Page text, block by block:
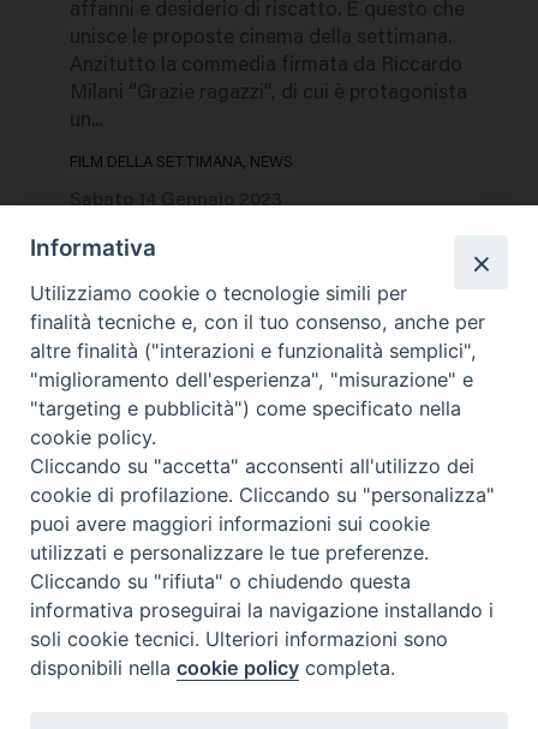
affanni e desiderio di riscatto. È questo che
unisce le proposte cinema della settimana.
Anzitutto la commedia firmata da Riccardo
Milani “Grazie ragazzi”, di cui è protagonista
un...
FILM DELLA SETTIMANA, NEWS
Contatti & Info
C.ne Aurelia, 50 – 00165 Roma
Contatti
Informativa
Utilizziamo cookie o tecnologie simili per
finalità tecniche e, con il tuo consenso, anche per
altre finalità ("interazioni e funzionalità semplici",
"miglioramento dell'esperienza", "misurazione" e
"targeting e pubblicità") come specificato nella
cookie policy.
Cliccando su "accetta" acconsenti all'utilizzo dei
cookie di profilazione. Cliccando su "personalizza"
puoi avere maggiori informazioni sui cookie
utilizzati e personalizzare le tue preferenze.
Cliccando su "rifiuta" o chiudendo questa
informativa proseguirai la navigazione installando i
soli cookie tecnici. Ulteriori informazioni sono
disponibili nellacookie policy completa.